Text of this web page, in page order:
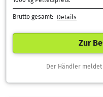
Brutto gesamt: Details
Zur
Der Händler